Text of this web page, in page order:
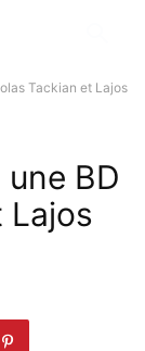
Tackian et Lajos
BD
Lajos